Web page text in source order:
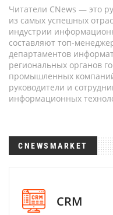
Читатели CNews — это
из самых успешных
индустрии
составляют топ-
департаментов
региональных органов
промышленных
руководители и
информационных
CNEWSMARKET
CRM